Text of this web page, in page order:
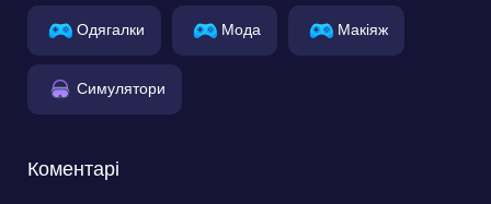
Одягалки Мода Макіяж
Симулятори
Коментарі